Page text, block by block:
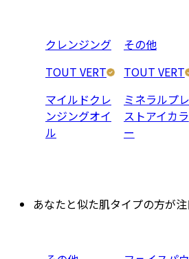
クレンジング
TOUT VERT
マイルドクレ
ンジングオイ
ル
その他
TOUT VERT
ミネラルプレ
ストアイカラ
ー
あなたと似た肌タイプの方が